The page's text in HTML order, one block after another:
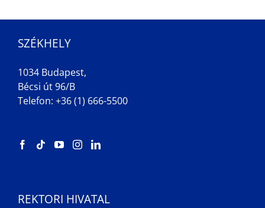
SZÉKHELY
1034 Budapest,
Bécsi út 96/B
Telefon: +36 (1) 666-5500
REKTORI HIVATAL